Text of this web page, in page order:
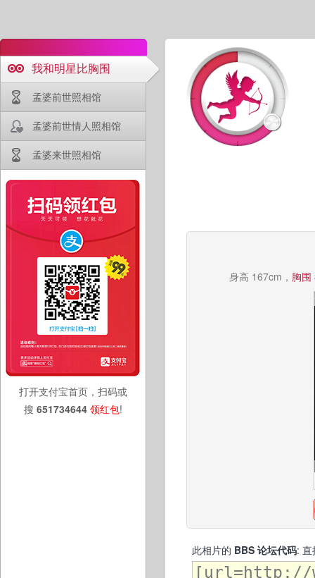
我和明星比胸围
孟婆前世照相馆
孟婆前世情人照相馆
孟婆来世照相馆
打开支付宝首页，扫码或
搜 651734644 领红包!
身高 167cm， 胸围
此相片的 BBS 论坛代码: 直